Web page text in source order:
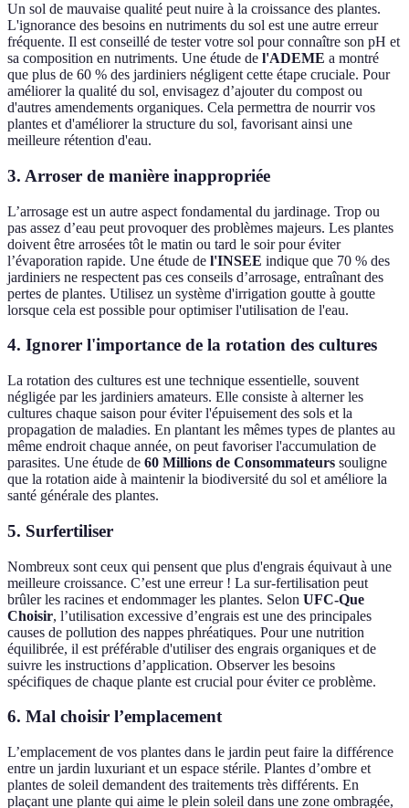
Un sol de mauvaise qualité peut nuire à la croissance des plantes.
L'ignorance des besoins en nutriments du sol est une autre erreur
fréquente. Il est conseillé de tester votre sol pour connaître son pH et
sa composition en nutriments. Une étude de l'ADEME a montré
que plus de 60 % des jardiniers négligent cette étape cruciale. Pour
améliorer la qualité du sol, envisagez d’ajouter du compost ou
d'autres amendements organiques. Cela permettra de nourrir vos
plantes et d'améliorer la structure du sol, favorisant ainsi une
meilleure rétention d'eau.
3. Arroser de manière inappropriée
L’arrosage est un autre aspect fondamental du jardinage. Trop ou
pas assez d’eau peut provoquer des problèmes majeurs. Les plantes
doivent être arrosées tôt le matin ou tard le soir pour éviter
l’évaporation rapide. Une étude de l'INSEE indique que 70 % des
jardiniers ne respectent pas ces conseils d’arrosage, entraînant des
pertes de plantes. Utilisez un système d'irrigation goutte à goutte
lorsque cela est possible pour optimiser l'utilisation de l'eau.
4. Ignorer l'importance de la rotation des cultures
La rotation des cultures est une technique essentielle, souvent
négligée par les jardiniers amateurs. Elle consiste à alterner les
cultures chaque saison pour éviter l'épuisement des sols et la
propagation de maladies. En plantant les mêmes types de plantes au
même endroit chaque année, on peut favoriser l'accumulation de
parasites. Une étude de 60 Millions de Consommateurs souligne
que la rotation aide à maintenir la biodiversité du sol et améliore la
santé générale des plantes.
5. Surfertiliser
Nombreux sont ceux qui pensent que plus d'engrais équivaut à une
meilleure croissance. C’est une erreur ! La sur-fertilisation peut
brûler les racines et endommager les plantes. Selon UFC-Que
Choisir, l’utilisation excessive d’engrais est une des principales
causes de pollution des nappes phréatiques. Pour une nutrition
équilibrée, il est préférable d'utiliser des engrais organiques et de
suivre les instructions d’application. Observer les besoins
spécifiques de chaque plante est crucial pour éviter ce problème.
6. Mal choisir l’emplacement
L’emplacement de vos plantes dans le jardin peut faire la différence
entre un jardin luxuriant et un espace stérile. Plantes d’ombre et
plantes de soleil demandent des traitements très différents. En
plaçant une plante qui aime le plein soleil dans une zone ombragée,